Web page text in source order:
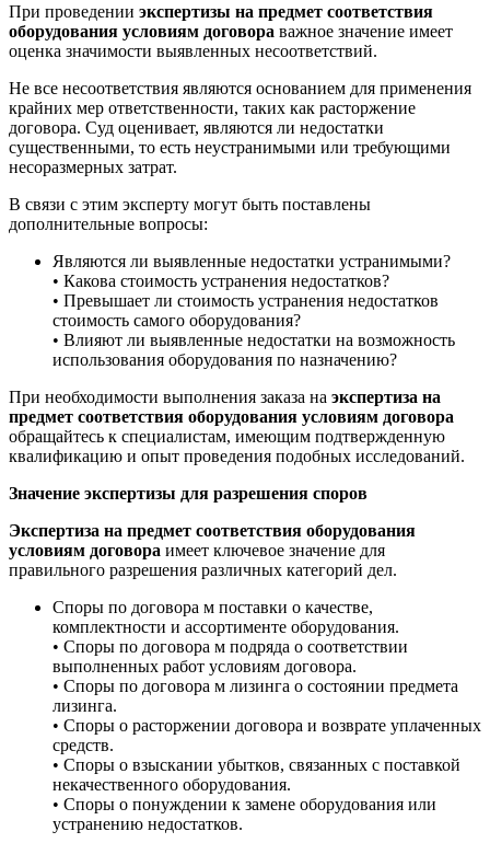
При проведении экспертизы на предмет соответствия
оборудования условиям договора важное значение имеет
оценка значимости выявленных несоответствий.
Не все несоответствия являются основанием для применения
крайних мер ответственности, таких как расторжение
договора. Суд оценивает, являются ли недостатки
существенными, то есть неустранимыми или требующими
несоразмерных затрат.
В связи с этим эксперту могут быть поставлены
дополнительные вопросы:
Являются ли выявленные недостатки устранимыми?
• Какова стоимость устранения недостатков?
• Превышает ли стоимость устранения недостатков
стоимость самого оборудования?
• Влияют ли выявленные недостатки на возможность
использования оборудования по назначению?
При необходимости выполнения заказа на экспертиза на
предмет соответствия оборудования условиям договора
обращайтесь к специалистам, имеющим подтвержденную
квалификацию и опыт проведения подобных исследований.
Значение экспертизы для разрешения споров
Экспертиза на предмет соответствия оборудования
условиям договора имеет ключевое значение для
правильного разрешения различных категорий дел.
Споры по договора м поставки о качестве,
комплектности и ассортименте оборудования.
• Споры по договора м подряда о соответствии
выполненных работ условиям договора.
• Споры по договора м лизинга о состоянии предмета
лизинга.
• Споры о расторжении договора и возврате уплаченных
средств.
• Споры о взыскании убытков, связанных с поставкой
некачественного оборудования.
• Споры о понуждении к замене оборудования или
устранению недостатков.